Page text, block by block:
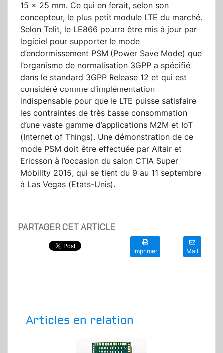
15 x 25 mm. Ce qui en ferait, selon son
concepteur, le plus petit module LTE du marché.
Selon Telit, le LE866 pourra être mis à jour par
logiciel pour supporter le mode
d’endormissement PSM (Power Save Mode) que
l’organisme de normalisation 3GPP a spécifié
dans le standard 3GPP Release 12 et qui est
considéré comme d’implémentation
indispensable pour que le LTE puisse satisfaire
les contraintes de très basse consommation
d’une vaste gamme d’applications M2M et IoT
(Internet of Things). Une démonstration de ce
mode PSM doit être effectuée par Altair et
Ericsson à l’occasion du salon CTIA Super
Mobility 2015, qui se tient du 9 au 11 septembre
à Las Vegas (Etats-Unis).
PARTAGER CET ARTICLE
Imprimer Mail
Articles en relation